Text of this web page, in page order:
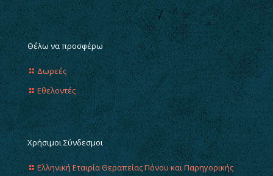
Θέλω να προσφέρω
Δωρεές
Εθελοντές
Χρήσιμοι Σύνδεσμοι
Ελληνική Εταιρία Θεραπείας Πόνου και Παρηγορικής